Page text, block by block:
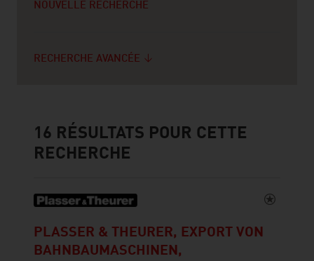
NOUVELLE RECHERCHE
RECHERCHE AVANCÉE
16 RÉSULTATS POUR CETTE
RECHERCHE
PLASSER & THEURER, EXPORT VON
BAHNBAUMASCHINEN,